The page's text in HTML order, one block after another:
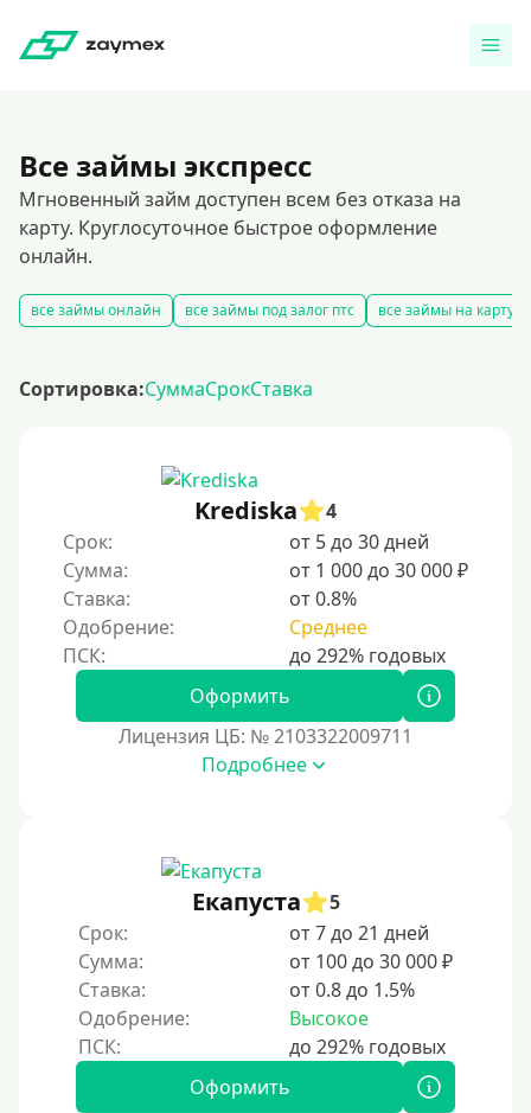
Все займы экспресс
Мгновенный займ доступен всем без отказа на
карту. Круглосуточное быстрое оформление
онлайн.
все займы онлайн все займы под залог птс все займы на карту
Сортировка:СуммаСрокСтавка
Krediska
4
Срок:
от 5 до 30 дней
Сумма:
от 1 000 до 30 000 ₽
Ставка:
от 0.8%
Одобрение:
Среднее
Оформить
Лицензия ЦБ: № 2103322009711
Подробнее
Екапуста
5
Срок:
от 7 до 21 дней
Сумма:
от 100 до 30 000 ₽
Ставка:
от 0.8 до 1.5%
Одобрение:
Высокое
Оформить